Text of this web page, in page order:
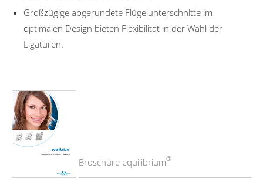
Großzügige abgerundete Flügelunterschnitte im
optimalen Design bieten Flexibilität in der Wahl der
Ligaturen.
Broschüre equilibrium®